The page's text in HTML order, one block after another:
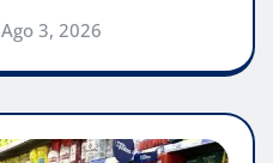
Ago 3, 2026